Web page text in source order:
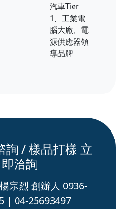
汽車Tier
1、工業電
腦大廠、電
源供應器領
導品牌
詢 / 樣品打樣 立
即洽詢
宗烈 創辦人 0936-
| 04-25693497